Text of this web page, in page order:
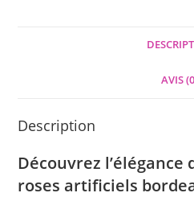
AVIS
Description
Découvrez l’élégance
roses artificiels